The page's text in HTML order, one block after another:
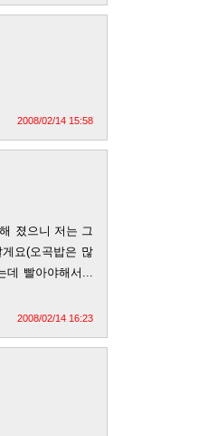
2008/02/14 15:58
졌으니 저는 그
요(오곡밥은 많
빨아야해서...
2008/02/14 16:23